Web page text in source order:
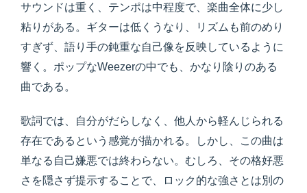
サウンドは重く、テンポは中程度で、楽曲全体に少し
粘りがある。ギターは低くうなり、リズムも前のめり
すぎず、語り手の鈍重な自己像を反映しているように
響く。ポップなWeezerの中でも、かなり陰りのある
曲である。
歌詞では、自分がだらしなく、他人から軽んじられる
存在であるという感覚が描かれる。しかし、この曲は
単なる自己嫌悪では終わらない。むしろ、その格好悪
さを隠さず提示することで、ロック的な強さとは別の